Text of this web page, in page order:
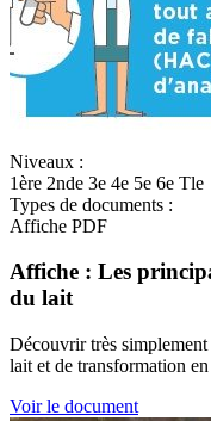
Niveaux :
1ère 2nde 3e 4e 5e 6e Tle
Types de documents :
Affiche PDF
Affiche : Les
du lait
Découvrir très
lait et de transformation
Voir le document